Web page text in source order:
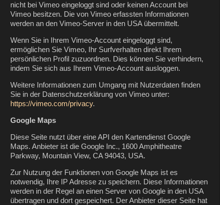
nicht bei Vimeo eingeloggt sind oder keinen Account bei
Vimeo besitzen. Die von Vimeo erfassten Informationen
werden an den Vimeo-Server in den USA übermittelt.
Wenn Sie in Ihrem Vimeo-Account eingeloggt sind,
ermöglichen Sie Vimeo, Ihr Surfverhalten direkt Ihrem
persönlichen Profil zuzuordnen. Dies können Sie verhindern,
indem Sie sich aus Ihrem Vimeo-Account ausloggen.
Weitere Informationen zum Umgang mit Nutzerdaten finden
Sie in der Datenschutzerklärung von Vimeo unter:
https://vimeo.com/privacy.
Google Maps
Diese Seite nutzt über eine API den Kartendienst Google
Maps. Anbieter ist die Google Inc., 1600 Amphitheatre
Parkway, Mountain View, CA 94043, USA.
Zur Nutzung der Funktionen von Google Maps ist es
notwendig, Ihre IP Adresse zu speichern. Diese Informationen
werden in der Regel an einen Server von Google in den USA
übertragen und dort gespeichert. Der Anbieter dieser Seite hat